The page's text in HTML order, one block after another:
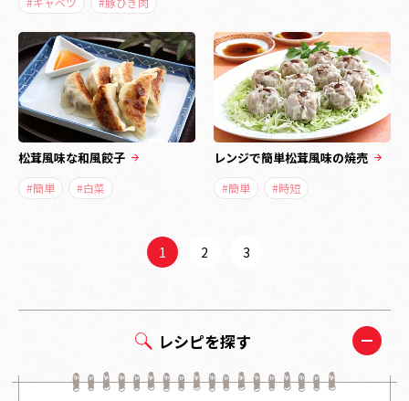
松茸風味な和風餃子
#簡単 #白菜
レンジで簡単松茸風味の焼売
#簡単 #時短
1 2 3
レシピを探す